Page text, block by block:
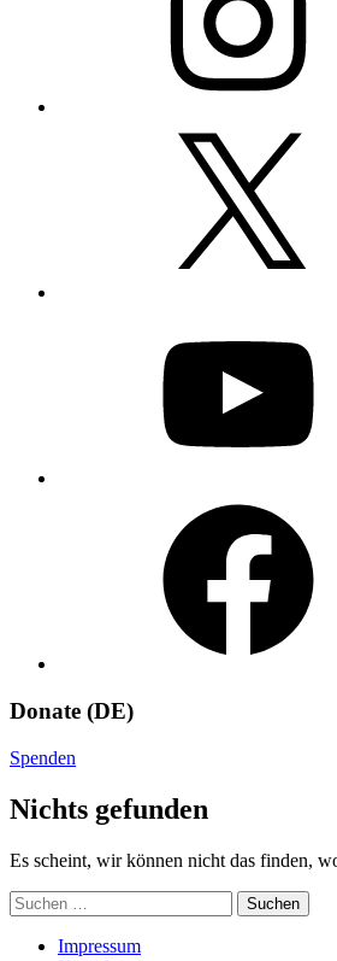
Donate (DE)
Spenden
Nichts gefunden
Es scheint, wir können nicht das finden,
Suchen
nach:
Impressum